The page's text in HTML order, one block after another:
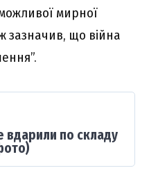
мирної
зазначив, що війна
вдарили по складу